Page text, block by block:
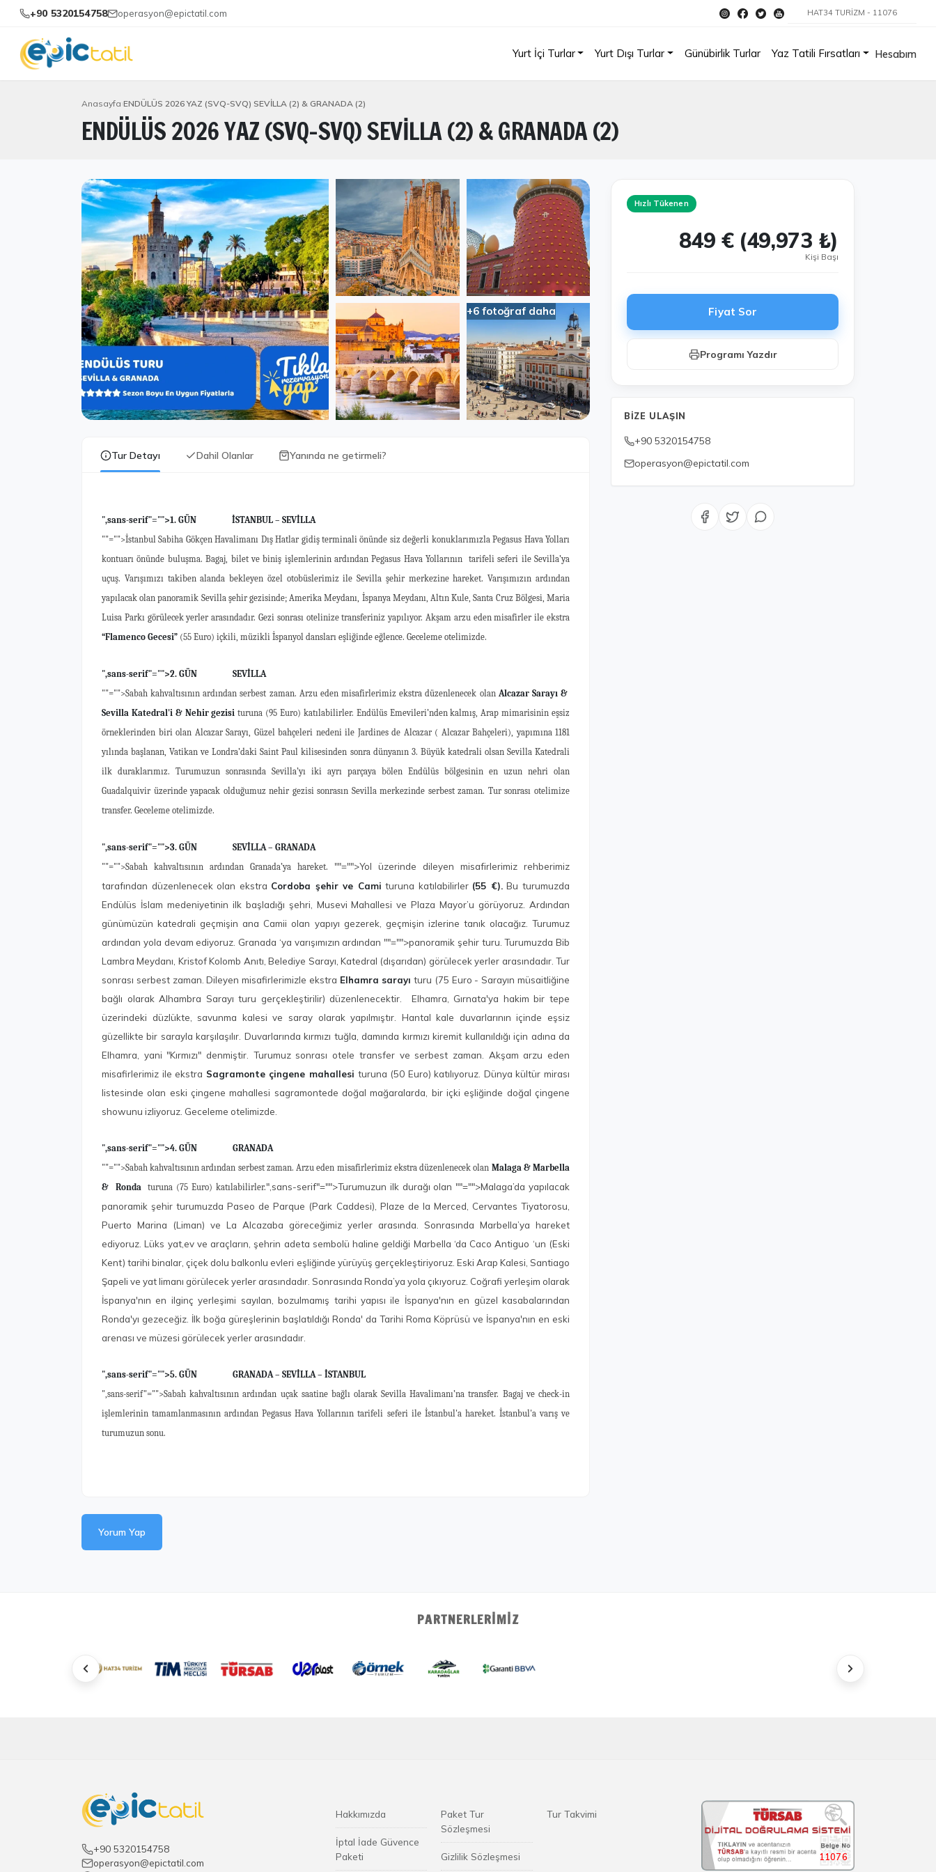
+90 5320154758 operasyon@epictatil.com HAT34 TURİZM - 11076
Yurt İçi Turlar Yurt Dışı Turlar Günübirlik Turlar Yaz Tatili Fırsatları Hesabım
Anasayfa ENDÜLÜS 2026 YAZ (SVQ-SVQ) SEVİLLA (2) & GRANADA (2)
ENDÜLÜS 2026 YAZ (SVQ-SVQ) SEVİLLA (2) & GRANADA (2)
+6 fotoğraf daha
Tur Detayı Dahil Olanlar Yanında ne getirmeli?
",sans-serif"="">1. GÜN İSTANBUL – SEVİLLA
""="">İstanbul Sabiha Gökçen Havalimanı Dış Hatlar gidiş terminali önünde siz değerli konuklarımızla Pegasus Hava Yolları
kontuarı önünde buluşma. Bagaj, bilet ve biniş işlemlerinin ardından Pegasus Hava Yollarının tarifeli seferi ile Sevilla’ya
uçuş. Varışımızı takiben alanda bekleyen özel otobüslerimiz ile Sevilla şehir merkezine hareket. Varışımızın ardından
yapılacak olan panoramik Sevilla şehir gezisinde; Amerika Meydanı, İspanya Meydanı, Altın Kule, Santa Cruz Bölgesi, Maria
Luisa Parkı görülecek yerler arasındadır. Gezi sonrası otelinize transferiniz yapılıyor. Akşam arzu eden misafirler ile ekstra
“Flamenco Gecesi” (55 Euro) içkili, müzikli İspanyol dansları eşliğinde eğlence. Geceleme otelimizde.
",sans-serif"="">2. GÜN SEVİLLA
""="">Sabah kahvaltısının ardından serbest zaman. Arzu eden misafirlerimiz ekstra düzenlenecek olan Alcazar Sarayı &
Sevilla Katedral'i & Nehir gezisituruna (95 Euro) katılabilirler. Endülüs Emevileri’nden kalmış, Arap mimarisinin eşsiz
örneklerinden biri olan Alcazar Sarayı, Güzel bahçeleri nedeni ile Jardines de Alcazar ( Alcazar Bahçeleri), yapımına 1181
yılında başlanan, Vatikan ve Londra’daki Saint Paul kilisesinden sonra dünyanın 3. Büyük katedrali olsan Sevilla Katedrali
ilk duraklarımız. Turumuzun sonrasında Sevilla’yı iki ayrı parçaya bölen Endülüs bölgesinin en uzun nehri olan
Guadalquivir üzerinde yapacak olduğumuz nehir gezisi sonrasın Sevilla merkezinde serbest zaman. Tur sonrası otelimize
transfer. Geceleme otelimizde.
",sans-serif"="">3. GÜN SEVİLLA – GRANADA
""="">Sabah kahvaltısının ardından Granada’ya hareket. ""="">Yol üzerinde dileyen misafirlerimiz rehberimiz
tarafından düzenlenecek olan ekstra Cordoba şehir ve Cami turuna katılabilirler (55 €).Bu turumuzda
Endülüs İslam medeniyetinin ilk başladığı şehri, Musevi Mahallesi ve Plaza Mayor’u görüyoruz. Ardından
günümüzün katedrali geçmişin ana Camii olan yapıyı gezerek, geçmişin izlerine tanık olacağız. Turumuz
ardından yola devam ediyoruz. Granada ‘ya varışımızın ardından ""="">panoramik şehir turu. Turumuzda Bib
Lambra Meydanı, Kristof Kolomb Anıtı, Belediye Sarayı, Katedral (dışarıdan) görülecek yerler arasındadır. Tur
sonrası serbest zaman. Dileyen misafirlerimizle ekstra Elhamra sarayı turu (75 Euro - Sarayın müsaitliğine
bağlı olarak Alhambra Sarayı turu gerçekleştirilir) düzenlenecektir. Elhamra, Gırnata'ya hakim bir tepe
üzerindeki düzlükte, savunma kalesi ve saray olarak yapılmıştır. Hantal kale duvarlarının içinde eşsiz
güzellikte bir sarayla karşılaşılır. Duvarlarında kırmızı tuğla, damında kırmızı kiremit kullanıldığı için adına da
Elhamra, yani "Kırmızı" denmiştir. Turumuz sonrası otele transfer ve serbest zaman. Akşam arzu eden
misafirlerimiz ile ekstra Sagramonte çingene mahallesi turuna (50 Euro) katılıyoruz. Dünya kültür mirası
listesinde olan eski çingene mahallesi sagramontede doğal mağaralarda, bir içki eşliğinde doğal çingene
showunu izliyoruz. Geceleme otelimizde.
",sans-serif"="">4. GÜN GRANADA
""="">Sabah kahvaltısının ardından serbest zaman. Arzu eden misafirlerimiz ekstra düzenlenecek olan Malaga & Marbella
& Rondaturuna (75 Euro) katılabilirler.",sans-serif"="">Turumuzun ilk durağı olan ""="">Malaga’da yapılacak
panoramik şehir turumuzda Paseo de Parque (Park Caddesi), Plaze de la Merced, Cervantes Tiyatorosu,
Puerto Marina (Liman) ve La Alcazaba göreceğimiz yerler arasında. Sonrasında Marbella’ya hareket
ediyoruz. Lüks yat,ev ve araçların, şehrin adeta sembolü haline geldiği Marbella ‘da Caco Antiguo ‘un (Eski
Kent) tarihi binalar, çiçek dolu balkonlu evleri eşliğinde yürüyüş gerçekleştiriyoruz. Eski Arap Kalesi, Santiago
Şapeli ve yat limanı görülecek yerler arasındadır. Sonrasında Ronda’ya yola çıkıyoruz. Coğrafi yerleşim olarak
İspanya'nın en ilginç yerleşimi sayılan, bozulmamış tarihi yapısı ile İspanya'nın en güzel kasabalarından
Ronda'yı gezeceğiz. İlk boğa güreşlerinin başlatıldığı Ronda' da Tarihi Roma Köprüsü ve İspanya'nın en eski
arenası ve müzesi görülecek yerler arasındadır.
",sans-serif"="">5. GÜN GRANADA – SEVİLLA – İSTANBUL
",sans-serif"="">Sabah kahvaltısının ardından uçak saatine bağlı olarak Sevilla Havalimanı’na transfer. Bagaj ve check-in
işlemlerinin tamamlanmasının ardından Pegasus Hava Yollarının tarifeli seferi ile İstanbul'a hareket. İstanbul'a varış ve
turumuzun sonu.
Yorum Yap
Hızlı Tükenen
849 € (49,973 ₺)
Kişi Başı
Fiyat Sor
Programı Yazdır
BIZE ULAŞIN
+90 5320154758
operasyon@epictatil.com
PARTNERLERIMIZ
+90 5320154758
operasyon@epictatil.com
Hakkımızda
İptal İade Güvence
Paketi
Paket Tur
Sözleşmesi
Gizlilik Sözleşmesi
Tur Takvimi
11076